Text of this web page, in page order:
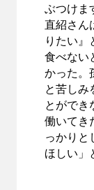
ぶつけま
直紹さん
りたい』
食べない
かった。
と苦しみ
とができ
働いてき
っかりと
ほしい」